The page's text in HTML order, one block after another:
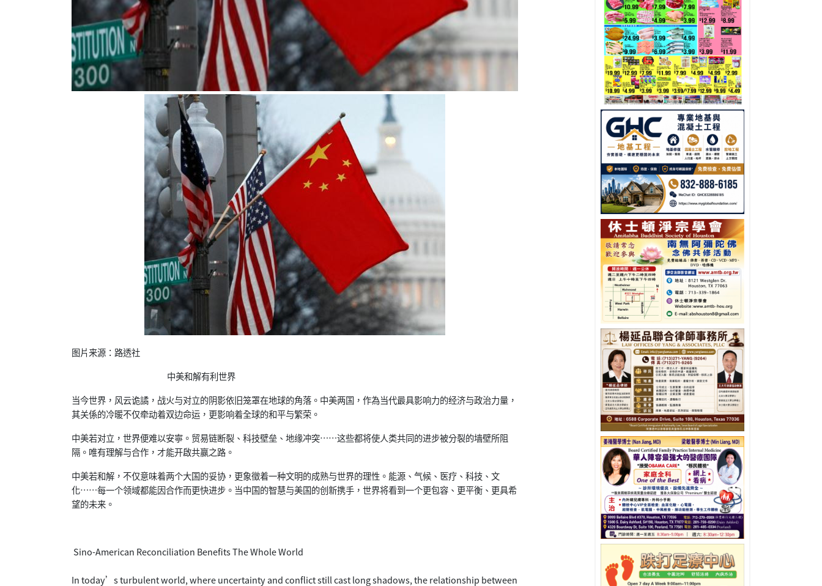
图片来源：路透社
中美和解有利世界
当今世界，风云诡譎，战火与对立的阴影依旧笼罩在地球的角落。中美两国，作為当代最具影响力的经济与政治力量，
其关係的冷暖不仅牵动着双边命运，更影响着全球的和平与繁荣。
中美若对立，世界便难以安寧。贸易链断裂、科技壁垒、地缘冲突……这些都将使人类共同的进步被分裂的墙壁所阻
隔。唯有理解与合作 ，才能开啟共赢之路。
中美若和解，不仅意味着两个大国的妥协，更象徵着一种文明的成熟与世界的理性。能源、气候、医疗、科技、文
化……每一个领域都能因合作而更快进步。当中国的智慧与美国的创新携手，世界将看到一个更包容、更平衡、更具希
望的未来。
Sino-American Reconciliation Benefits The Whole World
In today’s turbulent world, where uncertainty and conflict still cast long shadows, the relationship between